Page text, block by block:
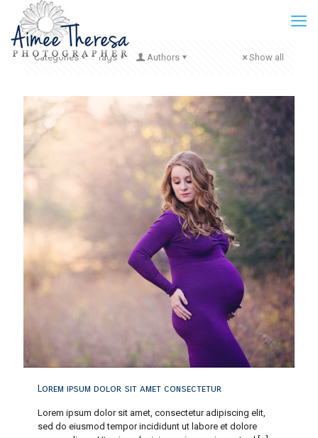
Categories Tags Authors Show all
Lorem ipsum dolor sit amet consectetur
Lorem ipsum dolor sit amet, consectetur adipiscing elit,
sed do eiusmod tempor incididunt ut labore et dolore